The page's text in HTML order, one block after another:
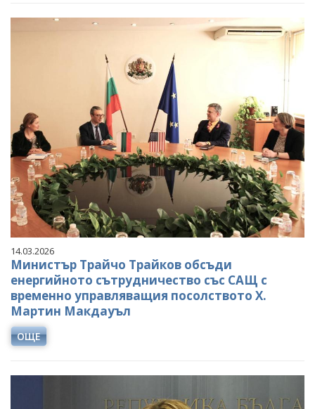
14.03.2026
Министър Трайчо Трайков обсъди
енергийното сътрудничество със САЩ с
временно управляващия посолството Х.
Мартин Макдауъл
ОЩЕ